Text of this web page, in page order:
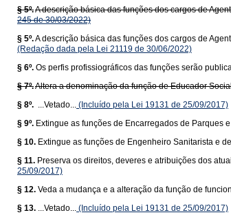
§ 5º.A descrição básica das funções dos cargos de
245 de 30/03/2022)
§ 5º.A descrição básica das funções dos cargos de
(Redação dada pela Lei 21119 de 30/06/2022)
§ 6º. Os perfis profissiográficos das funções serão
§ 7º.Altera a denominação da função de Educador
§ 8º. ...Vetado... (Incluído pela Lei 19131 de 25/09/2017)
§ 9º. Extingue as funções de Encarregados de Parques
§ 10. Extingue as funções de Engenheiro Sanitarista e
§ 11. Preserva os direitos, deveres e atribuições dos
25/09/2017)
§ 12. Veda a mudança e a alteração da função de
§ 13. ...Vetado... (Incluído pela Lei 19131 de 25/09/2017)